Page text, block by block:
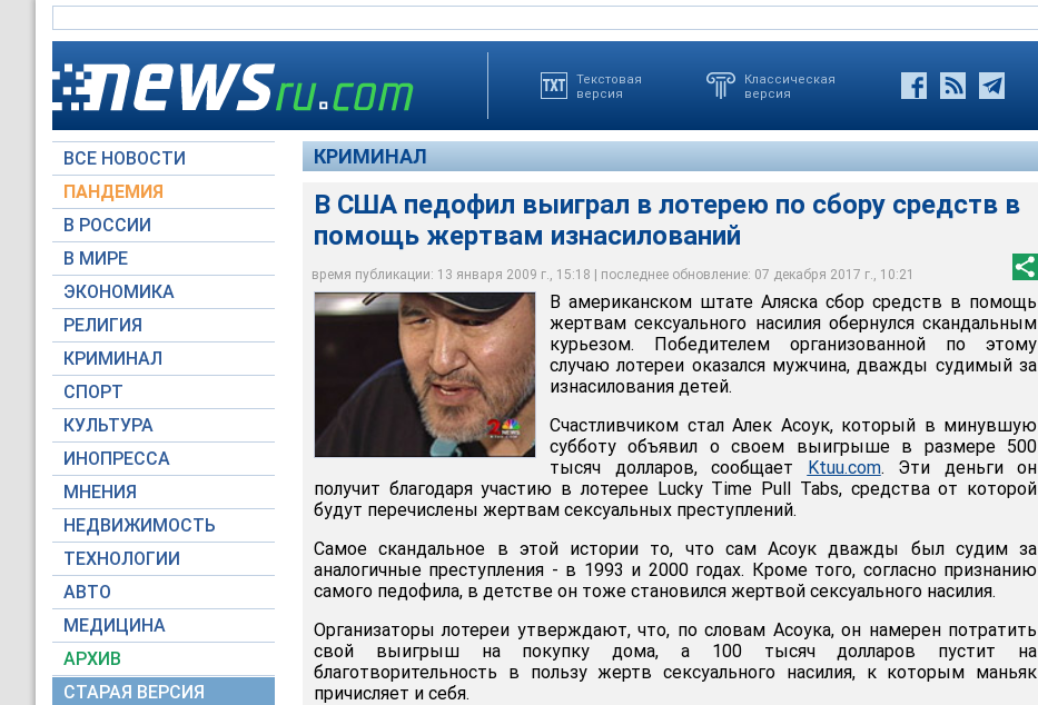
Текстовая
версия
Классическая
версия
ВСЕ НОВОСТИ
ПАНДЕМИЯ
В РОССИИ
В МИРЕ
ЭКОНОМИКА
РЕЛИГИЯ
КРИМИНАЛ
СПОРТ
КУЛЬТУРА
ИНОПРЕССА
МНЕНИЯ
НЕДВИЖИМОСТЬ
ТЕХНОЛОГИИ
АВТО
МЕДИЦИНА
АРХИВ
СТАРАЯ ВЕРСИЯ
КРИМИНАЛ
В США педофил выиграл в лотерею по сбору средств в
помощь жертвам изнасилований
время публикации: 13 января 2009 г., 15:18 | последнее обновление: 07 декабря 2017 г., 10:21
Счастливчиком стал Алек Асоук, который в минувшую субботу объявил о своем
выигрыше в размере 500 тысяч долларов
KTUU-TV
В американском штате Аляска сбор средств в помощь
жертвам сексуального насилия обернулся скандальным
курьезом. Победителем организованной по этому
случаю лотереи оказался мужчина, дважды судимый за
изнасилования детей.
Счастливчиком стал Алек Асоук, который в минувшую
субботу объявил о своем выигрыше в размере 500
тысяч долларов, сообщает Ktuu.com. Эти деньги он
получит благодаря участию в лотерее Lucky Time Pull Tabs, средства от которой
будут перечислены жертвам сексуальных преступлений.
Самое скандальное в этой истории то, что сам Асоук дважды был судим за
аналогичные преступления - в 1993 и 2000 годах. Кроме того, согласно признанию
самого педофила, в детстве он тоже становился жертвой сексуального насилия.
Организаторы лотереи утверждают, что, по словам Асоука, он намерен потратить
свой выигрыш на покупку дома, а 100 тысяч долларов пустит на
благотворительность в пользу жертв сексуального насилия, к которым маньяк
причисляет и себя.